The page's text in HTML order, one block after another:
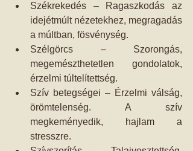
Székrekedés – Ragaszkodás az
idejétmúlt nézetekhez, megragadás
a múltban, fösvénység.
Szélgörcs – Szorongás,
megemészthetetlen gondolatok,
érzelmi túltelítettség.
Szív betegségei – Érzelmi válság,
örömtelenség. A szív
megkeményedik, hajlam a
stresszre.